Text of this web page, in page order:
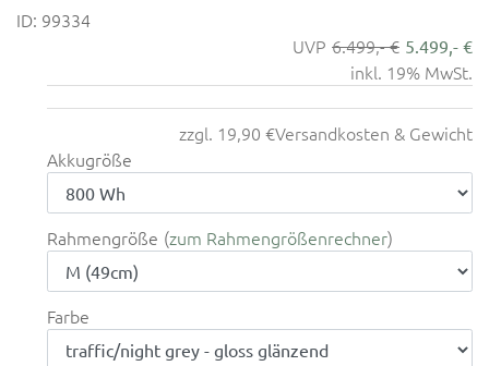
ID: 99334
6.499,- € 5.499,- €
inkl. 19% MwSt.
zzgl. 19,90 €Versandkosten & Gewicht
Akkugröße
Rahmengröße zum Rahmengrößenrechner
Farbe